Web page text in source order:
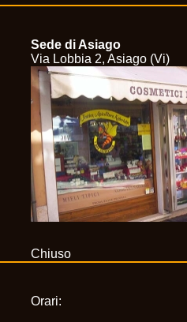
Sede di Asiago
Via Lobbia 2, Asiago (Vi)
Chiuso
Orari: